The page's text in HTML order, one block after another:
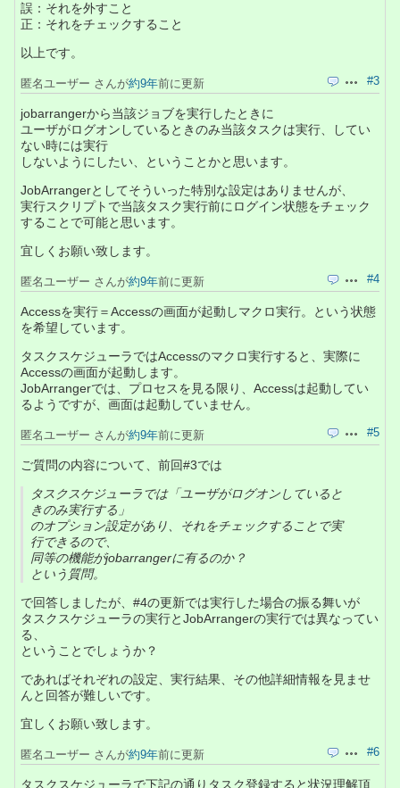
誤：それを外すこと
正：それをチェックすること
以上です。
引用 操作#3
匿名ユーザー さんが約9年前に更新
jobarrangerから当該ジョブを実行したときに
ユーザがログオンしているときのみ当該タスクは実行、してい
ない時には実行
しないようにしたい、ということかと思います。
JobArrangerとしてそういった特別な設定はありませんが、
実行スクリプトで当該タスク実行前にログイン状態をチェック
することで可能と思います。
宜しくお願い致します。
引用 操作#4
匿名ユーザー さんが約9年前に更新
Accessを実行＝Accessの画面が起動しマクロ実行。という状態
を希望しています。
タスクスケジューラではAccessのマクロ実行すると、実際に
Accessの画面が起動します。
JobArrangerでは、プロセスを見る限り、Accessは起動してい
るようですが、画面は起動していません。
引用 操作#5
匿名ユーザー さんが約9年前に更新
ご質問の内容について、前回#3では
タスクスケジューラでは「ユーザがログオンしていると
きのみ実行する」
のオプション設定があり、それをチェックすることで実
行できるので、
同等の機能がjobarrangerに有るのか？
という質問。
で回答しましたが、#4の更新では実行した場合の振る舞いが
タスクスケジューラの実行とJobArrangerの実行では異なってい
る、
ということでしょうか？
であればそれぞれの設定、実行結果、その他詳細情報を見ませ
んと回答が難しいです。
宜しくお願い致します。
引用 操作#6
匿名ユーザー さんが約9年前に更新
タスクスケジューラで下記の通りタスク登録すると状況理解頂